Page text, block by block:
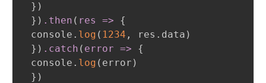
} )
} ) .then ( res =>
{
console. log ( 1234 , res.data )
} ) .catch ( error =>
{
console. log ( error )
} )